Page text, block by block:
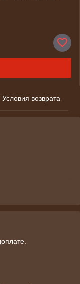
Условия возврата